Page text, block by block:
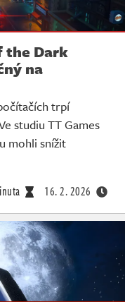
the Dark
na
trpí
studiu TT Games
mohli snížit
16. 2. 2026